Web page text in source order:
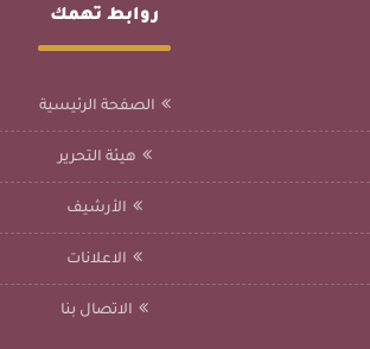
روابط تهمك
الصفحة الرئيسية
هيئة التحرير
الأرشيف
الاعلانات
الاتصال بنا